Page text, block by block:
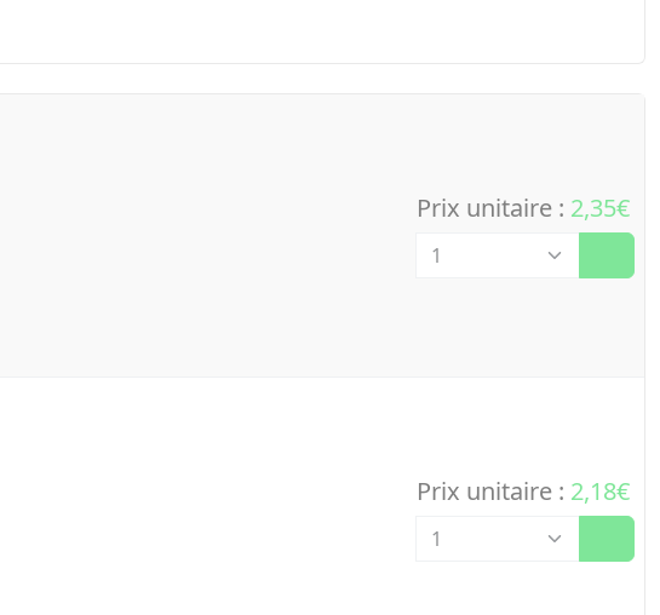
Prix unitaire : 2,35€
Prix unitaire : 2,18€